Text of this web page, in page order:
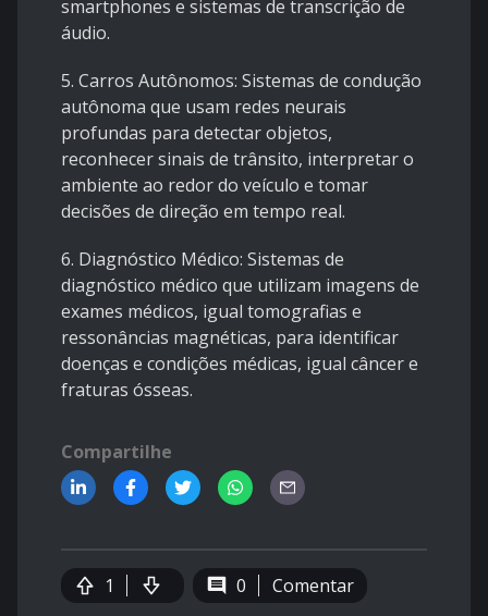
smartphones e sistemas de transcrição de
áudio.
5. Carros Autônomos: Sistemas de condução
autônoma que usam redes neurais
profundas para detectar objetos,
reconhecer sinais de trânsito, interpretar o
ambiente ao redor do veículo e tomar
decisões de direção em tempo real.
6. Diagnóstico Médico: Sistemas de
diagnóstico médico que utilizam imagens de
exames médicos, igual tomografias e
ressonâncias magnéticas, para identificar
doenças e condições médicas, igual câncer e
fraturas ósseas.
Compartilhe
1 0 Comentar